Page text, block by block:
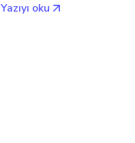
Yazıyı oku